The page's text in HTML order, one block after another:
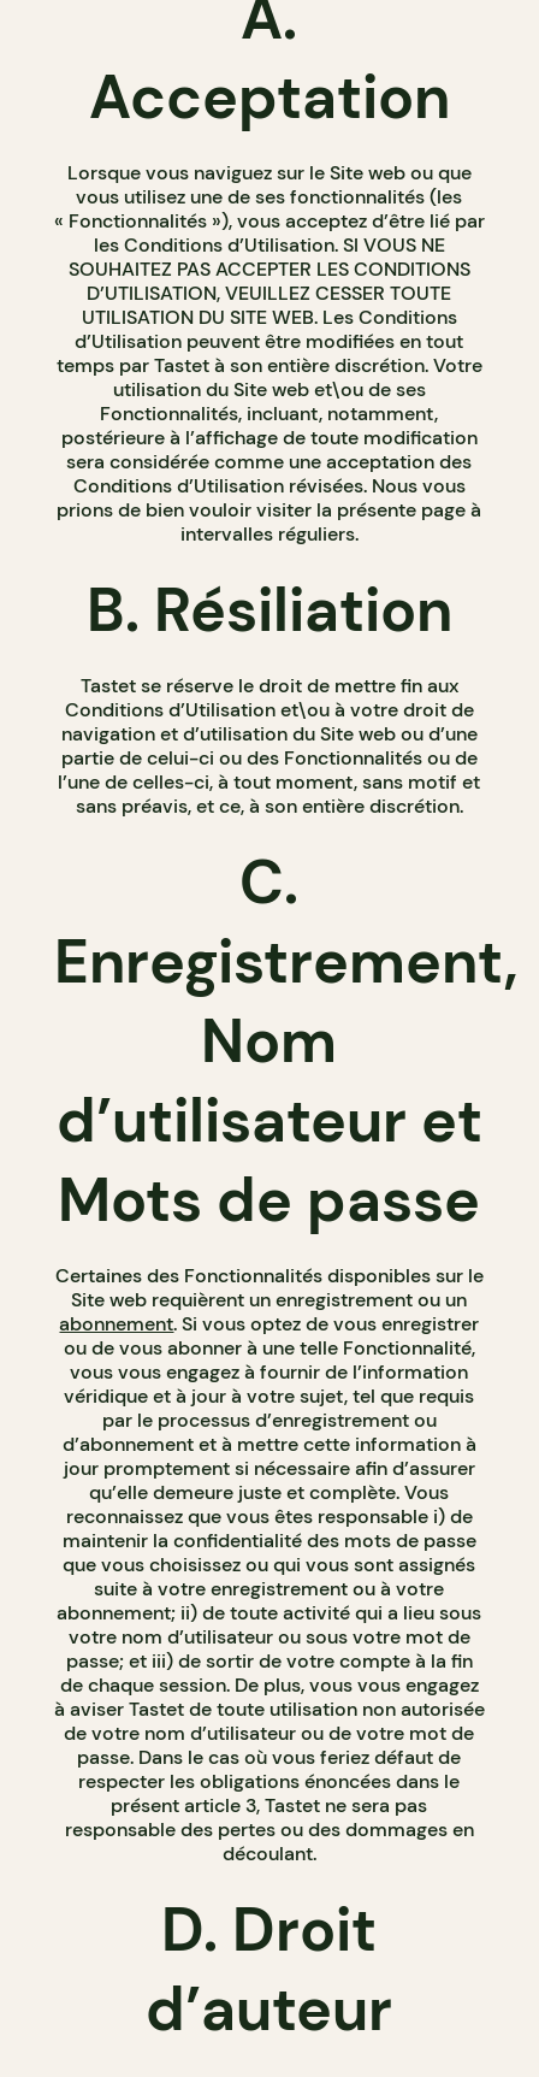
A.
Acceptation
Lorsque vous naviguez sur le Site web ou que
vous utilisez une de ses fonctionnalités (les
« Fonctionnalités »), vous acceptez d’être lié par
les Conditions d’Utilisation. SI VOUS NE
SOUHAITEZ PAS ACCEPTER LES CONDITIONS
D’UTILISATION, VEUILLEZ CESSER TOUTE
UTILISATION DU SITE WEB. Les Conditions
d’Utilisation peuvent être modifiées en tout
temps par Tastet à son entière discrétion. Votre
utilisation du Site web et\ou de ses
Fonctionnalités, incluant, notamment,
postérieure à l’affichage de toute modification
sera considérée comme une acceptation des
Conditions d’Utilisation révisées. Nous vous
prions de bien vouloir visiter la présente page à
intervalles réguliers.
B. Résiliation
Tastet se réserve le droit de mettre fin aux
Conditions d’Utilisation et\ou à votre droit de
navigation et d’utilisation du Site web ou d’une
partie de celui-ci ou des Fonctionnalités ou de
l’une de celles-ci, à tout moment, sans motif et
sans préavis, et ce, à son entière discrétion.
C.
Enregistrement,
Nom
d’utilisateur et
Mots de passe
Certaines des Fonctionnalités disponibles sur le
Site web requièrent un enregistrement ou un
abonnement. Si vous optez de vous enregistrer
ou de vous abonner à une telle Fonctionnalité,
vous vous engagez à fournir de l’information
véridique et à jour à votre sujet, tel que requis
par le processus d’enregistrement ou
d’abonnement et à mettre cette information à
jour promptement si nécessaire afin d’assurer
qu’elle demeure juste et complète. Vous
reconnaissez que vous êtes responsable i) de
maintenir la confidentialité des mots de passe
que vous choisissez ou qui vous sont assignés
suite à votre enregistrement ou à votre
abonnement; ii) de toute activité qui a lieu sous
votre nom d’utilisateur ou sous votre mot de
passe; et iii) de sortir de votre compte à la fin
de chaque session. De plus, vous vous engagez
à aviser Tastet de toute utilisation non autorisée
de votre nom d’utilisateur ou de votre mot de
passe. Dans le cas où vous feriez défaut de
respecter les obligations énoncées dans le
présent article 3, Tastet ne sera pas
responsable des pertes ou des dommages en
découlant.
D. Droit
d’auteur